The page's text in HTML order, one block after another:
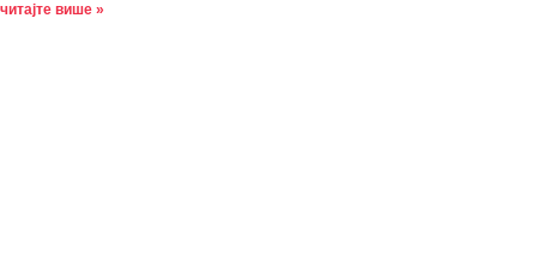
више »